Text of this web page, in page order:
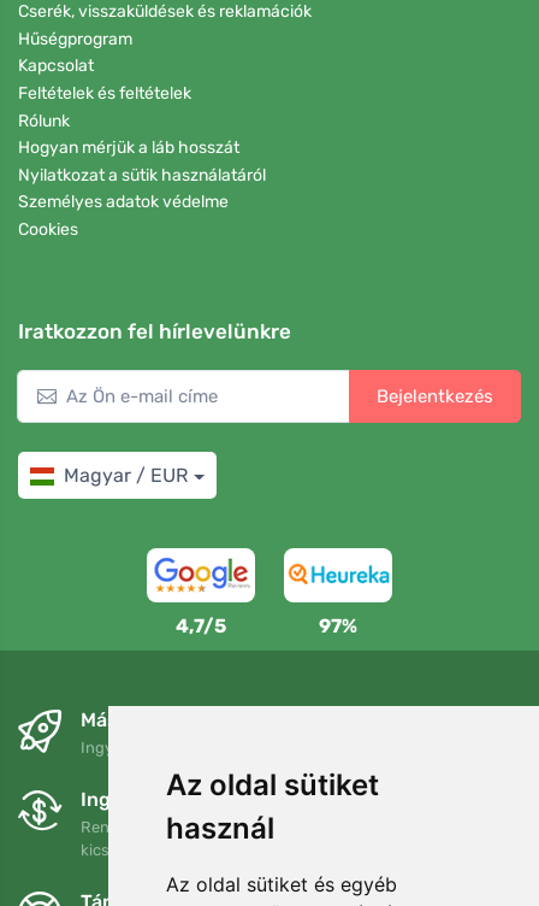
Az oldal sütiket
használ
Az oldal sütiket és egyéb
Cserék, visszaküldések és reklamációk
Hűségprogram
Kapcsolat
Feltételek és feltételek
Rólunk
Hogyan mérjük a láb hosszát
Nyilatkozat a sütik használatáról
Személyes adatok védelme
Cookies
Iratkozzon fel hírlevelünkre
Bejelentkezés
Magyar / EUR
4,7/5 97%
Másnapra és ingyenesen
Ingyenes szállítás a következő összeg felett: 80 EUR
Ingyenes csere és visszaküldés
Rendelését 90 napon belül bármikor visszaküldheti vagy
kicserélheti.